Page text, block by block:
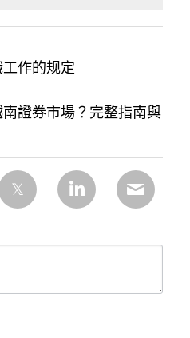
作的规定
證券市場？完整指南與